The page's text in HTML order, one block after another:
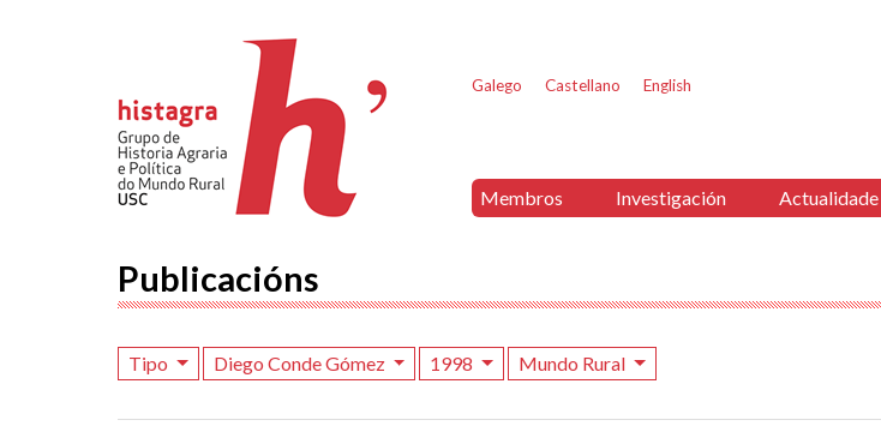
Galego Castellano English
Membros Investigación Actualidade
Publicacións
Tipo Diego Conde Gómez 1998 Mundo Rural